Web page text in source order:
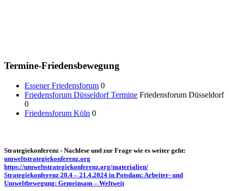
Termine-Friedensbewegung
Essener Friedensforum 0
Friedensforum Düsseldorf Termine Friedensforum Düsseldorf
0
Friedensforum Köln 0
Strategiekonferenz - Nachlese und zur Frage wie es weiter geht:
umweltstrategiekonferenz.org
https://umweltstrategiekonferenz.org/materialien/
Strategiekonferenz 20.4 – 21.4.2024 in Potsdam: Arbeiter- und
Umweltbewegung: Gemeinsam – Weltweit